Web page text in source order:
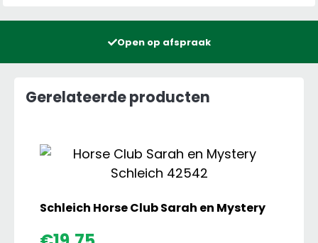
Open op afspraak
Gerelateerde producten
Schleich Horse Club Sarah en Mystery